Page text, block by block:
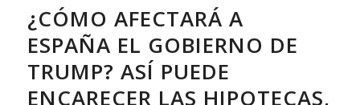
¿CÓMO AFECTARÁ A
ESPAÑA EL GOBIERNO DE
TRUMP? ASÍ PUEDE
ENCARECER LAS HIPOTECAS,